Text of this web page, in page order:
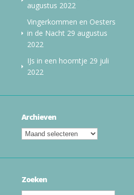
augustus 2022
Vingerkommen en Oesters
in de Nacht 29 augustus
2022
IJs in een hoorntje 29 juli
2022
Archieven
Zoeken